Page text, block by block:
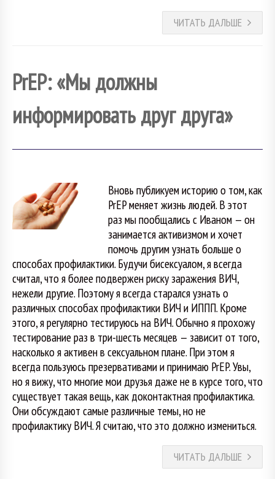
ЧИТАТЬ ДАЛЬШЕ
PrEP: «Мы должны
информировать друг друга»
Вновь публикуем историю о том, как
PrEP меняет жизнь людей. В этот
раз мы пообщались с Иваном — он
занимается активизмом и хочет
помочь другим узнать больше о
способах профилактики. Будучи бисексуалом, я всегда
считал, что я более подвержен риску заражения ВИЧ,
нежели другие. Поэтому я всегда старался узнать о
различных способах профилактики ВИЧ и ИППП. Кроме
этого, я регулярно тестируюсь на ВИЧ. Обычно я прохожу
тестирование раз в три-шесть месяцев — зависит от того,
насколько я активен в сексуальном плане. При этом я
всегда пользуюсь презервативами и принимаю PrEP. Увы,
но я вижу, что многие мои друзья даже не в курсе того, что
существует такая вещь, как доконтактная профилактика.
Они обсуждают самые различные темы, но не
профилактику ВИЧ. Я считаю, что это должно измениться.
ЧИТАТЬ ДАЛЬШЕ